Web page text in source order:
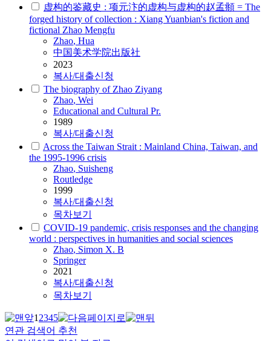
虚构的鉴藏史 : 项元汴的虚构与虚构的赵孟頫 = The
forged history of collection : Xiang Yuanbian's fiction and
fictional Zhao Mengfu
Zhao, Hua
中国美术学院出版社
2023
복사/대출신청
The biography of Zhao Ziyang
Zhao, Wei
Educational and Cultural Pr.
1989
복사/대출신청
Across the Taiwan Strait : Mainland China, Taiwan, and
the 1995-1996 crisis
Zhao, Suisheng
Routledge
1999
복사/대출신청
목차보기
COVID-19 pandemic, crisis responses and the changing
world : perspectives in humanities and social sciences
Zhao, Simon X. B
Springer
2021
복사/대출신청
목차보기
12345
연관 검색어 추천